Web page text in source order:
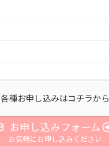
各種お申し込みはコチラから
お申し込みフォーム
お気軽にお申し込みください